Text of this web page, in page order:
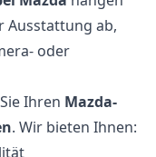
Ausstattung ab,
oder
Ihren Mazda-
. Wir bieten Ihnen: